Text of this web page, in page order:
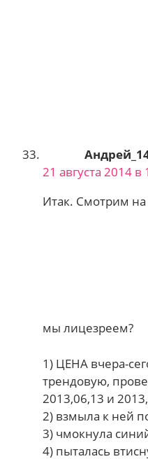
21 августа 2014 в
Итак. Смотрим на
мы лицезреем?
1) ЦЕНА вчера-
трендовую,
2013,06,13 и
2) взмыла к ней
3) чмокнула
4) пыталась